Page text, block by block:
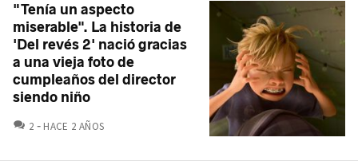
"Tenía un aspecto
miserable". La historia de
'Del revés 2' nació gracias
a una vieja foto de
cumpleaños del director
siendo niño
2 COMENTARIOS
HACE 2 AÑOS